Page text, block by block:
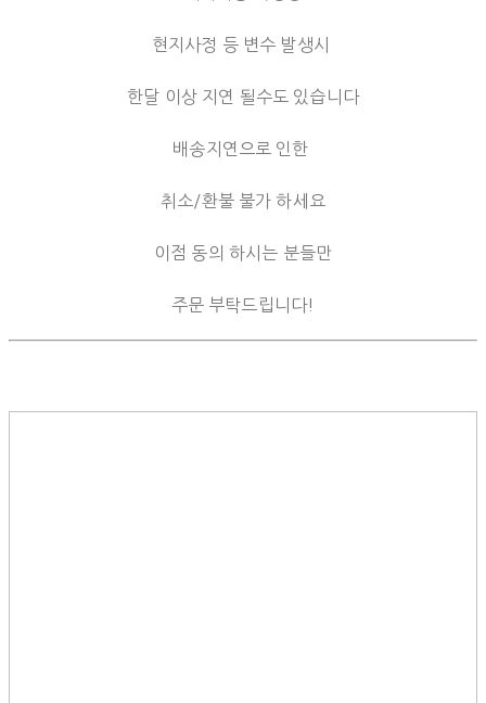
현지사정 등 변수 발생시
한달 이상 지연 될수도 있습니다
배송지연으로 인한
취소/환불 불가 하세요
이점 동의 하시는 분들만
주문 부탁드립니다!